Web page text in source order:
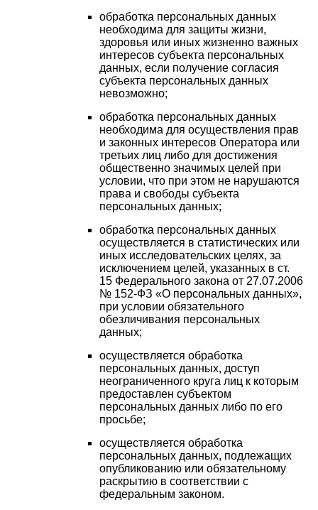
обработка персональных данных
необходима для защиты жизни,
здоровья или иных жизненно важных
интересов субъекта персональных
данных, если получение согласия
субъекта персональных данных
невозможно;
обработка персональных данных
необходима для осуществления прав
и законных интересов Оператора или
третьих лиц либо для достижения
общественно значимых целей при
условии, что при этом не нарушаются
права и свободы субъекта
персональных данных;
обработка персональных данных
осуществляется в статистических или
иных исследовательских целях, за
исключением целей, указанных в ст.
15 Федерального закона от 27.07.2006
№ 152-ФЗ «О персональных данных»,
при условии обязательного
обезличивания персональных
данных;
осуществляется обработка
персональных данных, доступ
неограниченного круга лиц к которым
предоставлен субъектом
персональных данных либо по его
просьбе;
осуществляется обработка
персональных данных, подлежащих
опубликованию или обязательному
раскрытию в соответствии с
федеральным законом.